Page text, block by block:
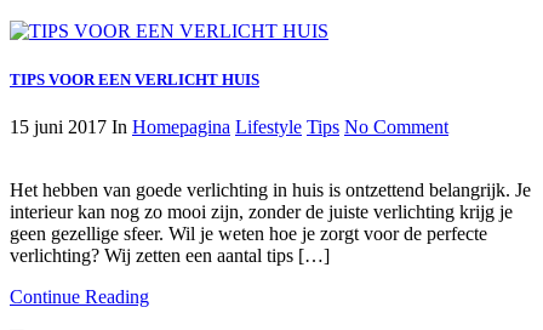
TIPS VOOR EEN VERLICHT HUIS
15 juni 2017 In Homepagina Lifestyle Tips No Comment
Het hebben van goede verlichting in huis is ontzettend belangrijk. Je
interieur kan nog zo mooi zijn, zonder de juiste verlichting krijg je
geen gezellige sfeer. Wil je weten hoe je zorgt voor de perfecte
verlichting? Wij zetten een aantal tips […]
Continue Reading